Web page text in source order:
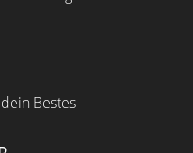
Bestes